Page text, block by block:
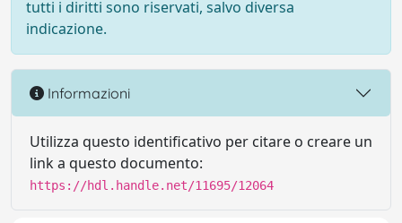
tutti i diritti sono riservati, salvo diversa
indicazione.
Informazioni
Utilizza questo identificativo per citare o creare un
link a questo documento:
https://hdl.handle.net/11695/12064